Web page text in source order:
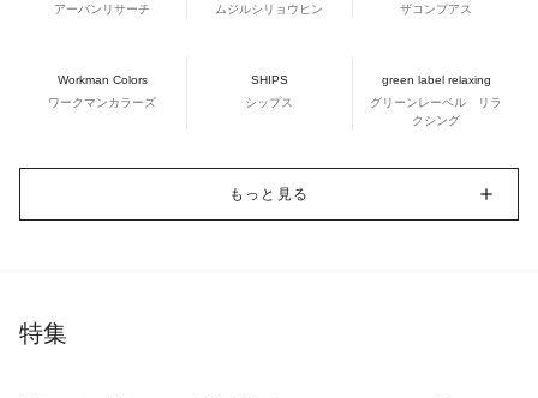
アーバンリサーチ
ムジルシリョウヒン
ザコンプアス
Workman Colors
ワークマンカラーズ
SHIPS
シップス
green label relaxing
グリーンレーベル リラ
クシング
もっと見る
特集